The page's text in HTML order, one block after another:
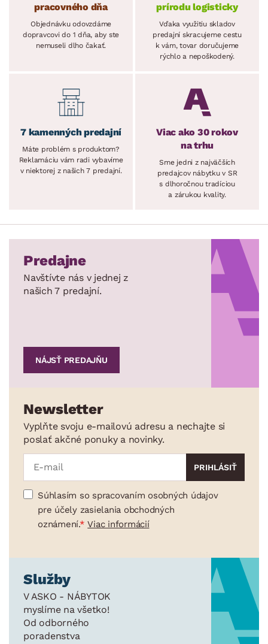
pracovného dňa
Objednávku odovzdáme
dopravcovi do 1 dňa, aby ste
nemuseli dlho čakať.
prírodu logisticky
Vďaka využitiu skladov
predajní skracujeme cestu
k vám, tovar doručujeme
rýchlo a nepoškodený.
7 kamenných predajní
Máte problém s produktom?
Reklamáciu vám radi vybavíme
v niektorej z našich 7 predajní.
Viac ako 30 rokov
na trhu
Sme jedni z najväčších
predajcov nábytku v SR
s dlhoročnou tradíciou
a zárukou kvality.
Predajne
Navštívte nás v jednej z
našich 7 predajní.
NÁJSŤ PREDAJŇU
Newsletter
Vyplňte svoju e-mailovú adresu a nechajte si
poslať akčné ponuky a novinky.
Súhlasím so spracovaním osobných údajov
pre účely zasielania obchodných
oznámení.
Viac informácií
Služby
V ASKO - NÁBYTOK
myslíme na všetko!
Od odborného
poradenstva